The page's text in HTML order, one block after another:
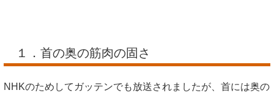
１．首の奥の筋肉の固さ
NHKのためしてガッテンでも放送されましたが、首には奥の